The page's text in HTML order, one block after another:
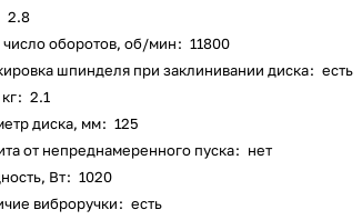
2.8
число оборотов, об/мин: 11800
шпинделя при заклинивании диска: есть
: 2.1
диска, мм: 125
от непреднамеренного пуска: нет
Вт: 1020
виброручки: есть
выбранный способом
списываться
25